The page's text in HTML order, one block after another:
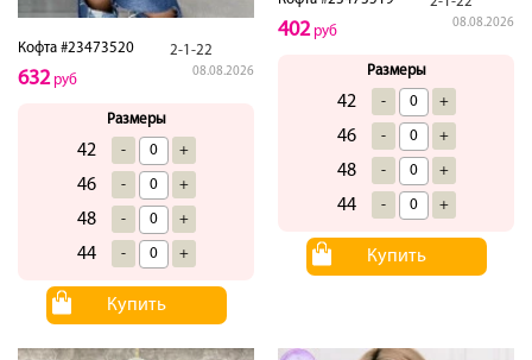
Кофта #23473520 2-1-22
08.08.2026
632руб
Размеры
42 - +
46 - +
48 - +
44 - +
Купить
08.08.2026
402руб
Размеры
42 - +
46 - +
48 - +
44 - +
Купить